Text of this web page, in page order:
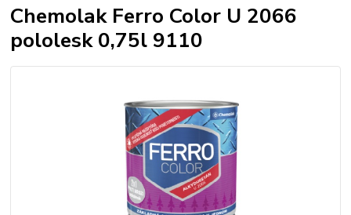
Chemolak Ferro Color U 2066
pololesk 0,75l 9110